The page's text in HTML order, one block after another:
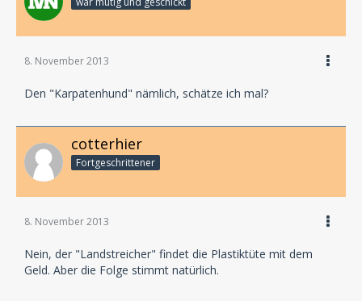
8. November 2013
Den "Karpatenhund" nämlich, schätze ich mal?
cotterhier
Fortgeschrittener
8. November 2013
Nein, der "Landstreicher" findet die Plastiktüte mit dem
Geld. Aber die Folge stimmt natürlich.